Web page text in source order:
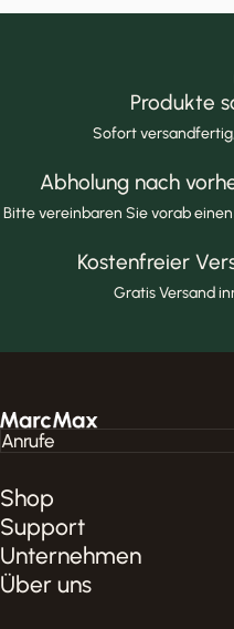
Produkte
Sofort
Abholung nach
Bitte vereinbaren Sie vorab
Kostenfreier
Gratis Versand
MarcMax Shop
Shop
Support
Unternehmen
Über uns
Anrufe